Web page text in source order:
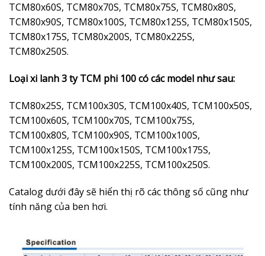
TCM80x60S, TCM80x70S, TCM80x75S, TCM80x80S,
TCM80x90S, TCM80x100S, TCM80x125S, TCM80x150S,
TCM80x175S, TCM80x200S, TCM80x225S,
TCM80x250S.
Loại xi lanh 3 ty TCM phi 100 có các model như sau:
TCM80x25S, TCM100x30S, TCM100x40S, TCM100x50S,
TCM100x60S, TCM100x70S, TCM100x75S,
TCM100x80S, TCM100x90S, TCM100x100S,
TCM100x125S, TCM100x150S, TCM100x175S,
TCM100x200S, TCM100x225S, TCM100x250S.
Catalog dưới đây sẽ hiển thị rõ các thông số cũng như
tính năng của ben hơi.